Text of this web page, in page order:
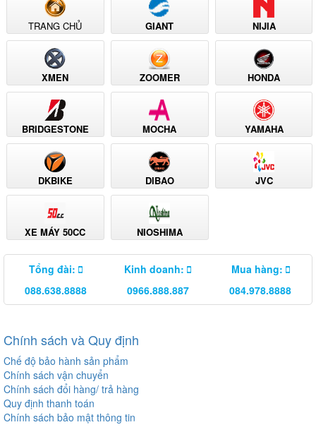
TRANG CHỦ GIANT NIJIA
XMEN ZOOMER HONDA
BRIDGESTONE MOCHA YAMAHA
DKBIKE DIBAO JVC
XE MÁY 50CC NIOSHIMA
Tổng đài:
088.638.8888
Kinh doanh:
0966.888.887
Mua hàng:
084.978.8888
Chính sách và Quy định
Chế độ bảo hành sản phẩm
Chính sách vận chuyển
Chính sách đổi hàng/ trả hàng
Quy định thanh toán
Chính sách bảo mật thông tin